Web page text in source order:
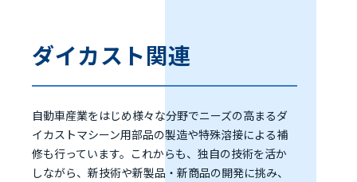
ダイカスト関連
自動車産業をはじめ様々な分野でニーズの高まるダ
イカストマシーン用部品の製造や特殊溶接による補
修も行っています。これからも、独自の技術を活か
しながら、新技術や新製品・新商品の開発に挑み、